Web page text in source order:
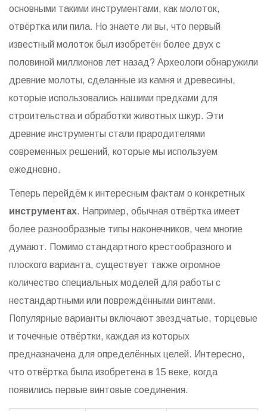
основными такими инструментами, как молоток,
отвёртка или пила. Но знаете ли вы, что первый
известный молоток был изобретён более двух с
половиной миллионов лет назад? Археологи обнаружили
древние молоты, сделанные из камня и древесины,
которые использовались нашими предками для
строительства и обработки животных шкур. Эти
древние инструменты стали прародителями
современных решений, которые мы используем
ежедневно.
Теперь перейдём к интересным фактам о конкретных
инструментах. Например, обычная отвёртка имеет
более разнообразные типы наконечников, чем многие
думают. Помимо стандартного крестообразного и
плоского варианта, существует также огромное
количество специальных моделей для работы с
нестандартными или повреждёнными винтами.
Популярные варианты включают звездчатые, торцевые
и точечные отвёртки, каждая из которых
предназначена для определённых целей. Интересно,
что отвёртка была изобретена в 15 веке, когда
появились первые винтовые соединения.